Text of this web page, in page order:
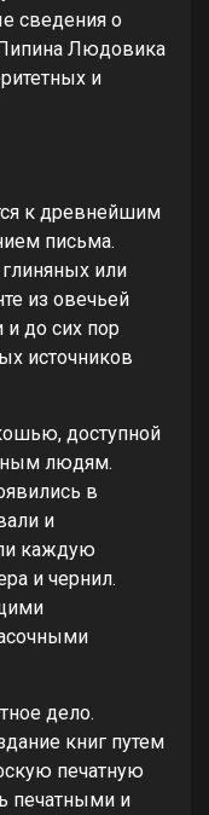
сведения о
Людовика
и
к древнейшим
письма.
или
из овечьей
и до сих пор
источников
доступной
людям.
в
и
каждую
и чернил.
дело.
книг путем
печатную
печатными и